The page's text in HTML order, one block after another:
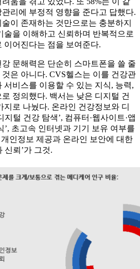
리에 부정적 영향을 준다고 답했다.
이 존재하는 것만으로는 충분하지
술을 이해하고 신뢰하며 반복적으로
이어진다는 점을 보여준다.
문해력은 단순히 스마트폰을 쓸 줄
은 아니다. CVS헬스는 이를 건강관
서비스를 이용할 수 있는 지식, 능력,
정의했다. 백서는 낮은 디지털 건
로 나눴다. 온라인 건강정보와 디
털 건강 탐색’, 컴퓨터·웹사이트·앱
’, 초고속 인터넷과 기기 보유 여부를
개인정보 제공과 온라인 보안에 대한
신뢰’가 그것.